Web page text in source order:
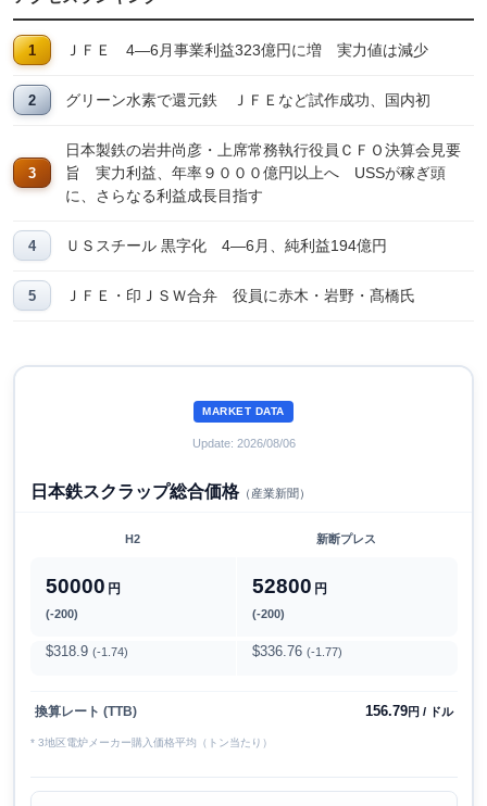
ＪＦＥ 4―6月事業利益323億円に増 実力値は減少
グリーン水素で還元鉄 ＪＦＥなど試作成功、国内初
日本製鉄の岩井尚彦・上席常務執行役員ＣＦＯ決算会見要
旨 実力利益、年率９０００億円以上へ USSが稼ぎ頭
に、さらなる利益成長目指す
ＵＳスチール 黒字化 4―6月、純利益194億円
ＪＦＥ・印ＪＳＷ合弁 役員に赤木・岩野・髙橋氏
MARKET DATA
Update: 2026/08/06
日本鉄スクラップ総合価格（産業新聞）
H2 新断プレス
50000 円
(-200)
52800 円
(-200)
$318.9 (-1.74) $336.76 (-1.77)
換算レート (TTB) 156.79円 / ドル
* 3地区電炉メーカー購入価格平均（トン当たり）